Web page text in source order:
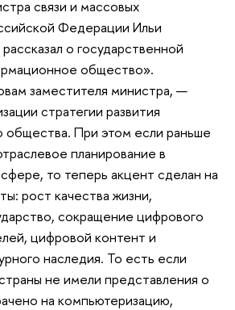
связи и массовых
Федерации Ильи
о государственной
общество».
заместителя министра, —
стратегии развития
При этом если раньше
планирование в
то теперь акцент сделан на
рост качества жизни,
сокращение цифрового
цифровой контент и
наследия. То есть если
не имели представления о
на компьютеризацию,